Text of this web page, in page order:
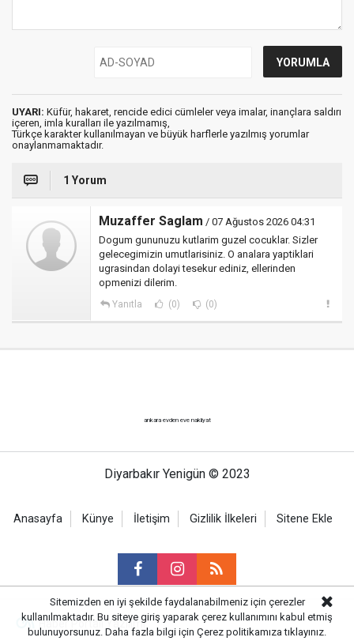
UYARI: Küfür, hakaret, rencide edici cümleler veya imalar, inançlara saldırı
içeren, imla kuralları ile yazılmamış,
Türkçe karakter kullanılmayan ve büyük harflerle yazılmış yorumlar
onaylanmamaktadır.
1 Yorum
Muzaffer Saglam / 07 Ağustos 2026 04:31
Dogum gununuzu kutlarim guzel cocuklar. Sizler
gelecegimizin umutlarisiniz. O analara yaptiklari
ugrasindan dolayi tesekur ediniz, ellerinden
opmenizi dilerim.
Yanıtla (0) (0)
ankara evden eve nakliyat
Diyarbakır Yenigün © 2023
Anasayfa Künye İletişim Gizlilik İlkeleri Sitene Ekle
Haber Portalı Yazılımı
Sitemizden en iyi şekilde faydalanabilmeniz için çerezler
kullanılmaktadır. Bu siteye giriş yaparak çerez kullanımını kabul etmiş
bulunuyorsunuz. Daha fazla bilgi için Çerez politikamıza tıklayınız.